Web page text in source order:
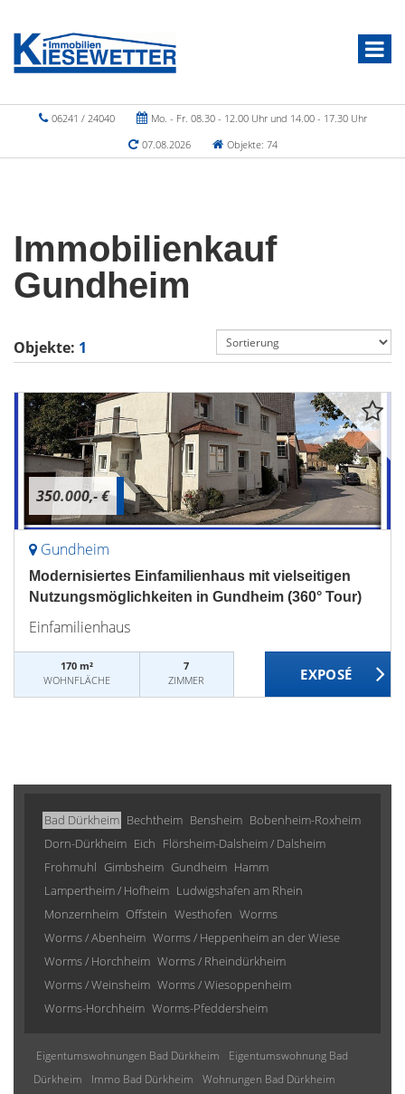
06241 / 24040
Mo. - Fr. 08.30 - 12.00 Uhr und 14.00 - 17.30 Uhr
07.08.2026
Objekte: 74
Immobilienkauf
Gundheim
Objekte: 1
350.000,- €
Gundheim
Modernisiertes Einfamilienhaus mit vielseitigen
Nutzungsmöglichkeiten in Gundheim (360° Tour)
Einfamilienhaus
170 m²
WOHNFLÄCHE
7
ZIMMER
Bad Dürkheim Bechtheim Bensheim Bobenheim-Roxheim
Dorn-Dürkheim Eich Flörsheim-Dalsheim / Dalsheim
Frohmuhl Gimbsheim Gundheim Hamm
Lampertheim / Hofheim Ludwigshafen am Rhein
Monzernheim Offstein Westhofen Worms
Worms / Abenheim Worms / Heppenheim an der Wiese
Worms / Horchheim Worms / Rheindürkheim
Worms / Weinsheim Worms / Wiesoppenheim
Worms-Horchheim Worms-Pfeddersheim
Eigentumswohnungen Bad Dürkheim
Eigentumswohnung Bad
Dürkheim
Immo Bad Dürkheim
Wohnungen Bad Dürkheim